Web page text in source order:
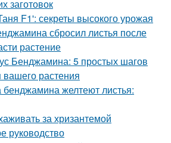
заготовок
F1': секреты высокого урожая
сбросил листья после
растение
Бенджамина: 5 простых шагов
растения
желтеют листья:
за хризантемой
руководство